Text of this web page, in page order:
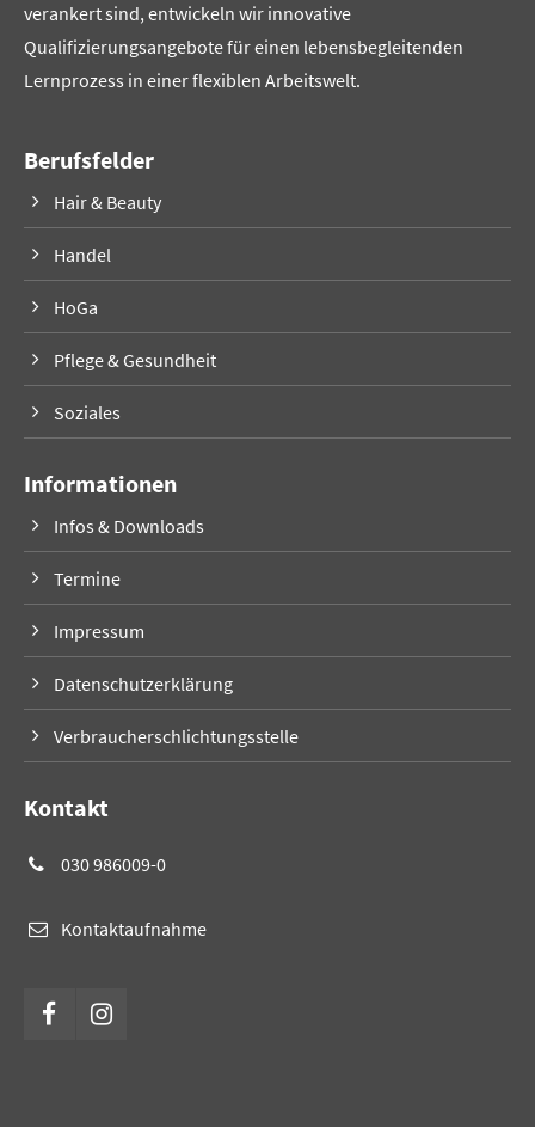
verankert sind, entwickeln wir innovative
Qualifizierungsangebote für einen lebensbegleitenden
Lernprozess in einer flexiblen Arbeitswelt.
Berufsfelder
Hair & Beauty
Handel
HoGa
Pflege & Gesundheit
Soziales
Informationen
Infos & Downloads
Termine
Impressum
Datenschutzerklärung
Verbraucherschlichtungsstelle
Kontakt
030 986009-0
Kontaktaufnahme